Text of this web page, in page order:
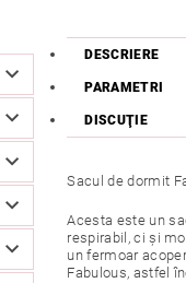
DESCRIERE
PARAMETRI
DISCUŢIE
Sacul de dormit
Acesta este un
respirabil, ci și
un fermoar
Fabulous, astfel